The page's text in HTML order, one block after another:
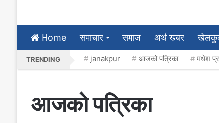
Home समाचार समाज अर्थ खबर
TRENDING janakpur आजको पत्रिका मधेश
आजको पत्रिका